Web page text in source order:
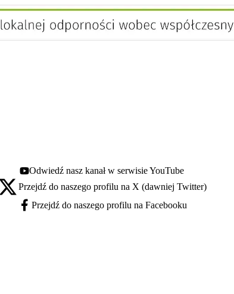
Youtube - otwiera się w nowej karcie
Odwiedź nasz kanał w serwisie YouTube
X - otwiera się w nowej karcie
Przejdź do naszego profilu na X (dawniej Twitter)
Facebook - otwiera się w nowej karcie
Przejdź do naszego profilu na Facebooku